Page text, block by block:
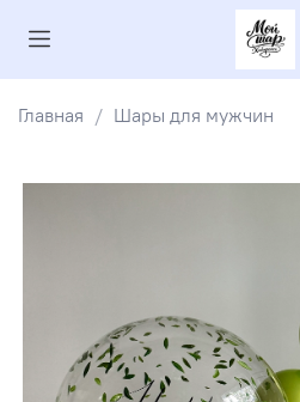
Главная Шары для мужчин